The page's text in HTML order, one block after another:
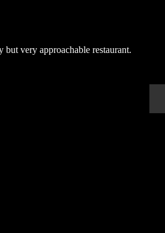
very approachable restaurant.